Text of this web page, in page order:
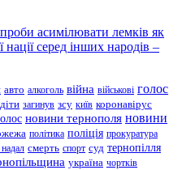
асимілювати лемків як
нації серед інших народів –
авто алкоголь війна військові голос
діти загинув зсу київ коронавірус
новини тернополя новини
політика поліція прокуратура
надал смерть спорт суд тернопілля
україна чортків